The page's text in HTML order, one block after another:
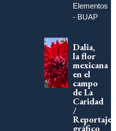
Elementos
- BUAP
Dalia,
la flor
mexicana
en el
campo
de La
Caridad
/
Reportaje
gráfico